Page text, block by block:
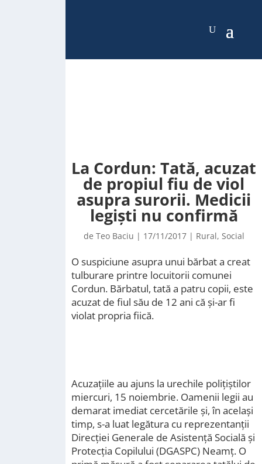
La Cordun: Tată, acuzat
de propiul fiu de viol
asupra surorii. Medicii
legiști nu confirmă
de Teo Baciu | 17/11/2017| Rural, Social
O suspiciune asupra unui bărbat a creat
tulburare printre locuitorii comunei
Cordun. Bărbatul, tată a patru copii, este
acuzat de fiul său de 12 ani că și-ar fi
violat propria fiică.
Acuzațiile au ajuns la urechile polițiștilor
miercuri, 15 noiembrie. Oamenii legii au
demarat imediat cercetările și, în același
timp, s-a luat legătura cu reprezentanții
Direcției Generale de Asistență Socială și
Protecția Copilului (DGASPC) Neamț. O